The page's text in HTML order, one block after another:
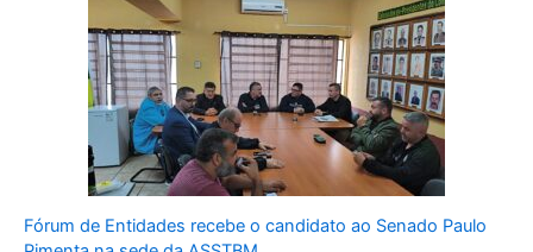
Fórum de Entidades recebe o candidato ao Senado Paulo